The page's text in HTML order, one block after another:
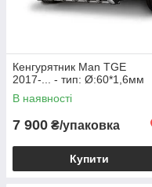
Кенгурятник Man TGE
2017-... - тип: Ø:60*1,6мм
В наявності
7 900 ₴/упаковка
Купити